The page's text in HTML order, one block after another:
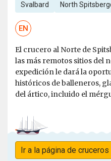
Svalbard North
EN
El crucero al Norte de
las más remotos sitios del
expedición le dará la
históricos de balleneros,
del ártico, incluido el
Ir a la página de cruceros